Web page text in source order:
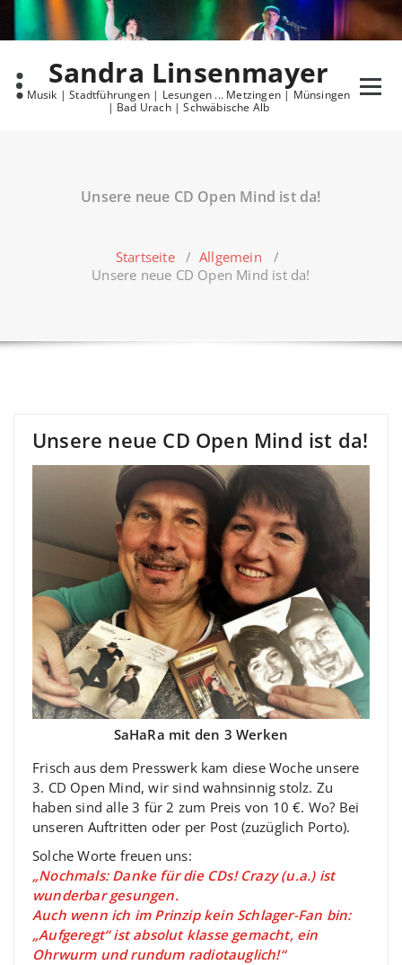
content
Sandra Linsenmayer
Musik | Stadtführungen | Lesungen ... Metzingen | Münsingen
| Bad Urach | Schwäbische Alb
Unsere neue CD Open Mind ist da!
Startseite/Allgemein /
Unsere neue CD Open Mind ist da!
Unsere neue CD Open Mind ist da!
SaHaRa mit den 3 Werken
Frisch aus dem Presswerk kam diese Woche unsere
3. CD Open Mind, wir sind wahnsinnig stolz. Zu
haben sind alle 3 für 2 zum Preis von 10 €. Wo? Bei
unseren Auftritten oder per Post (zuzüglich Porto).
Solche Worte freuen uns:
„Nochmals: Danke für die CDs! Crazy (u.a.) ist
wunderbar gesungen.
Auch wenn ich im Prinzip kein Schlager-Fan bin:
„Aufgeregt“ ist absolut klasse gemacht, ein
Ohrwurm und rundum radiotauglich!“